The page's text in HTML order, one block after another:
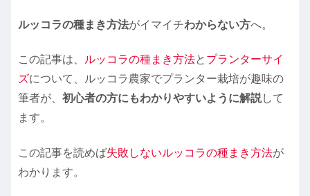
ルッコラの種まき方法がイマイチわからない方へ。
この記事は、 ルッコラの種まき方法と プランターサイ
ズについて、ルッコラ農家でプランター栽培が趣味の
筆者が、 初心者の方にもわかりやすいように解説して
ます。
この記事を読めば失敗しないルッコラの種まき方法が
わかります。